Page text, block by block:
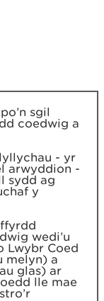
sgil
coedwig a
- yr
arwyddion -
sydd ag
y
ffyrdd
wedi’u
Lwybr Coed
melyn) a
glas) ar
lle mae